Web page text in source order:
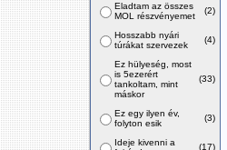
Eladtam az összes
MOL részvényemet
(2)
Hosszabb nyári
túrákat szervezek
(4)
Ez hülyeség, most
is 5ezerért
tankoltam, mint
máskor
(33)
Ez egy ilyen év,
folyton esik
(3)
Ideje kivenni a
(17)